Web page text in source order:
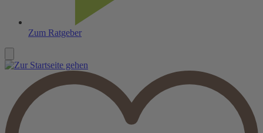
Zum Ratgeber